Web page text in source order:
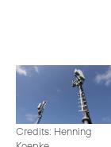
Credits: Henning